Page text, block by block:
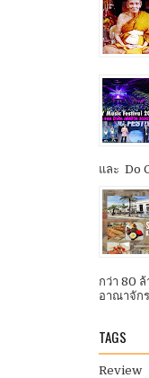
และ Do
กว่า 80
อาณาจัก
TAGS
Review